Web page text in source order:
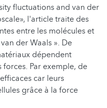
fluctuations and van der
l'article traite des
entre les molécules et
der Waals ». De
dépendent
Par exemple, de
car leurs
grâce à la force